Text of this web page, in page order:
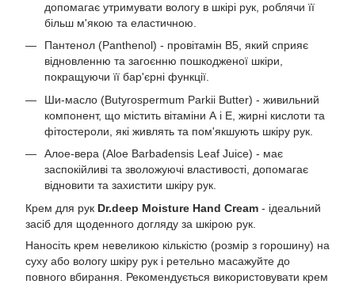
допомагає утримувати вологу в шкірі рук, роблячи її
більш м'якою та еластичною.
Пантенол (Panthenol) - провітамін В5, який сприяє
відновленню та загоєнню пошкодженої шкіри,
покращуючи її бар'єрні функції.
Ши-масло (Butyrospermum Parkii Butter) - живильний
компонент, що містить вітаміни А і Е, жирні кислоти та
фітостероли, які живлять та пом'якшують шкіру рук.
Алое-вера (Aloe Barbadensis Leaf Juice) - має
заспокійливі та зволожуючі властивості, допомагає
відновити та захистити шкіру рук.
Крем для рук Dr.deep Moisture Hand Cream - ідеальний
засіб для щоденного догляду за шкірою рук.
Наносіть крем невеликою кількістю (розмір з горошину) на
суху або вологу шкіру рук і ретельно масажуйте до
повного вбирання. Рекомендується використовувати крем